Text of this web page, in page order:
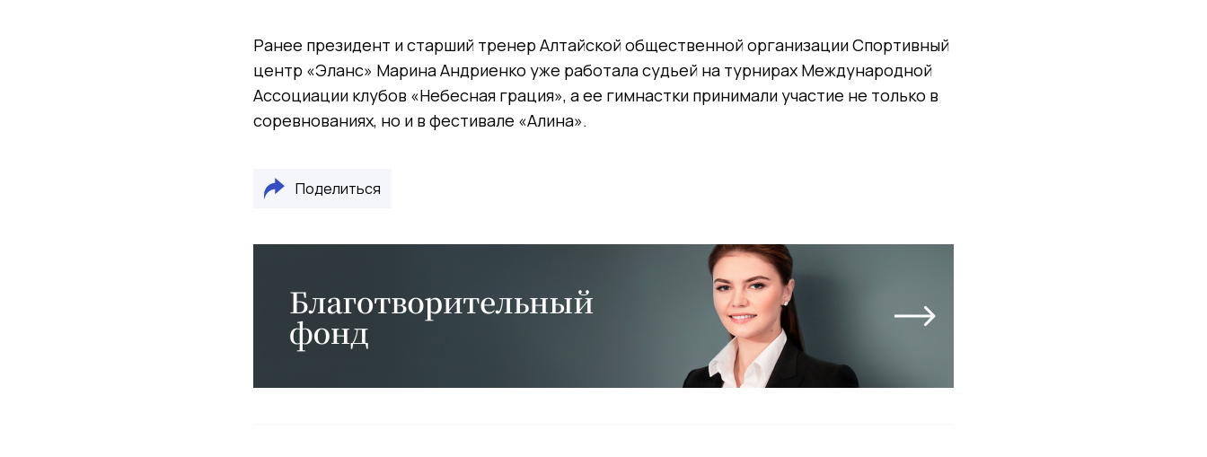
Ранее президент и старший тренер Алтайской общественной организации Спортивный
центр «Эланс» Марина Андриенко уже работала судьей на турнирах Международной
Ассоциации клубов «Небесная грация», а ее гимнастки принимали участие не только в
соревнованиях, но и в фестивале «Алина».
Поделиться